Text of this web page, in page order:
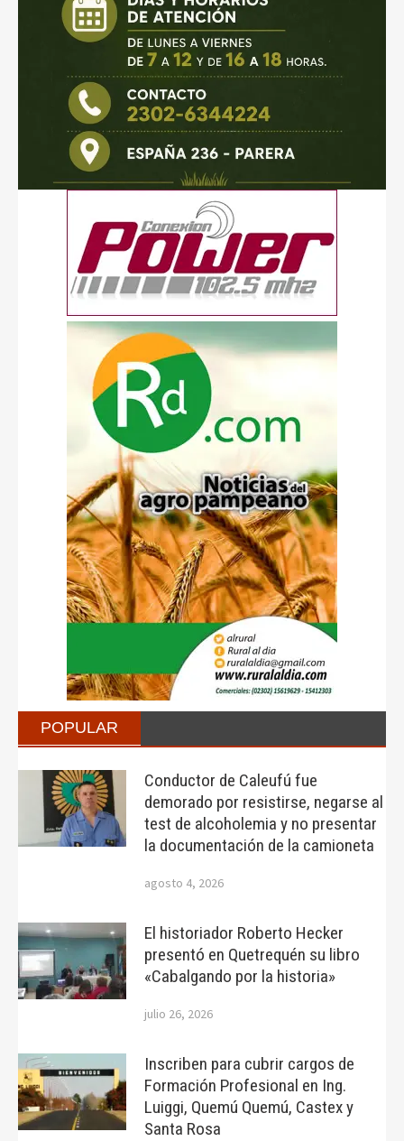
POPULAR
Conductor de Caleufú fue
demorado por resistirse, negarse al
test de alcoholemia y no presentar
la documentación de la camioneta
agosto 4, 2026
El historiador Roberto Hecker
presentó en Quetrequén su libro
«Cabalgando por la historia»
julio 26, 2026
Inscriben para cubrir cargos de
Formación Profesional en Ing.
Luiggi, Quemú Quemú, Castex y
Santa Rosa